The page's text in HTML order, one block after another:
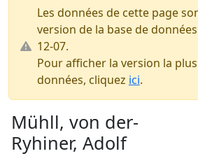
Les données de cette page
version de la base de
12-07.
Pour afficher la version la
données, cliquez ici.
Mühll, von der-
Ryhiner, Adolf